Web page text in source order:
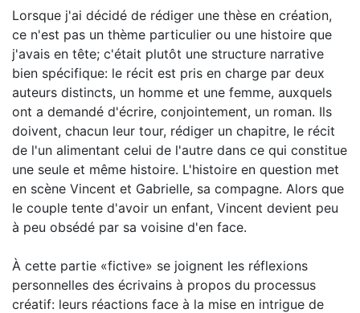
Lorsque j'ai décidé de rédiger une thèse en création,
ce n'est pas un thème particulier ou une histoire que
j'avais en tête; c'était plutôt une structure narrative
bien spécifique: le récit est pris en charge par deux
auteurs distincts, un homme et une femme, auxquels
ont a demandé d'écrire, conjointement, un roman. Ils
doivent, chacun leur tour, rédiger un chapitre, le récit
de l'un alimentant celui de l'autre dans ce qui constitue
une seule et même histoire. L'histoire en question met
en scène Vincent et Gabrielle, sa compagne. Alors que
le couple tente d'avoir un enfant, Vincent devient peu
à peu obsédé par sa voisine d'en face.
À cette partie «fictive» se joignent les réflexions
personnelles des écrivains à propos du processus
créatif: leurs réactions face à la mise en intrigue de